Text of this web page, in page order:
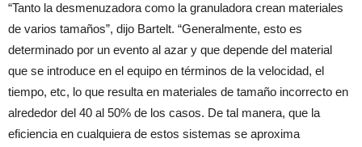
“Tanto la desmenuzadora como la granuladora crean materiales
de varios tamaños”, dijo Bartelt. “Generalmente, esto es
determinado por un evento al azar y que depende del material
que se introduce en el equipo en términos de la velocidad, el
tiempo, etc, lo que resulta en materiales de tamaño incorrecto en
alrededor del 40 al 50% de los casos. De tal manera, que la
eficiencia en cualquiera de estos sistemas se aproxima